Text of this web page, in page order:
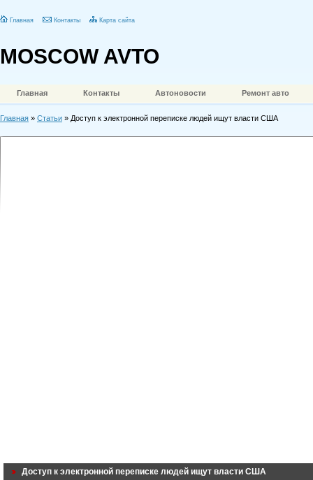
Главная Контакты Карта сайта
MOSCOW AVTO
Главная Контакты Автоновости Ремонт авто
Главная » Статьи » Доступ к электронной переписке людей ищут власти США
Доступ к электронной переписке людей ищут власти США